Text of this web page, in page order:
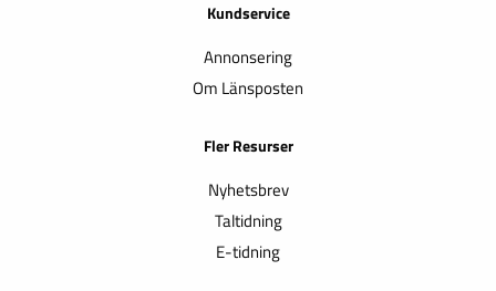
Kundservice
Annonsering
Om Länsposten
Fler Resurser
Nyhetsbrev
Taltidning
E-tidning